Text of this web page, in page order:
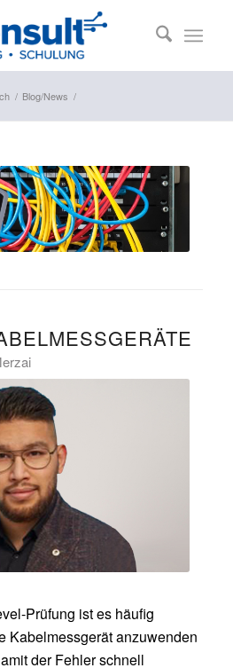
/ Blog/News /
Prüfung ist es häufig
Kabelmessgerät anzuwenden
der Fehler schnell